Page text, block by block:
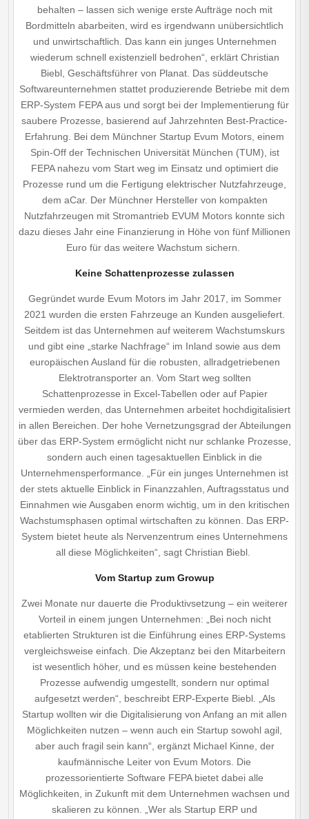
behalten – lassen sich wenige erste Aufträge noch mit
Bordmitteln abarbeiten, wird es irgendwann unübersichtlich
und unwirtschaftlich. Das kann ein junges Unternehmen
wiederum schnell existenziell bedrohen“, erklärt Christian
Biebl, Geschäftsführer von Planat. Das süddeutsche
Softwareunternehmen stattet produzierende Betriebe mit dem
ERP-System FEPA aus und sorgt bei der Implementierung für
saubere Prozesse, basierend auf Jahrzehnten Best-Practice-
Erfahrung. Bei dem Münchner Startup Evum Motors, einem
Spin-Off der Technischen Universität München (TUM), ist
FEPA nahezu vom Start weg im Einsatz und optimiert die
Prozesse rund um die Fertigung elektrischer Nutzfahrzeuge,
dem aCar. Der Münchner Hersteller von kompakten
Nutzfahrzeugen mit Stromantrieb EVUM Motors konnte sich
dazu dieses Jahr eine Finanzierung in Höhe von fünf Millionen
Euro für das weitere Wachstum sichern.
Keine Schattenprozesse zulassen
Gegründet wurde Evum Motors im Jahr 2017, im Sommer
2021 wurden die ersten Fahrzeuge an Kunden ausgeliefert.
Seitdem ist das Unternehmen auf weiterem Wachstumskurs
und gibt eine „starke Nachfrage“ im Inland sowie aus dem
europäischen Ausland für die robusten, allradgetriebenen
Elektrotransporter an. Vom Start weg sollten
Schattenprozesse in Excel-Tabellen oder auf Papier
vermieden werden, das Unternehmen arbeitet hochdigitalisiert
in allen Bereichen. Der hohe Vernetzungsgrad der Abteilungen
über das ERP-System ermöglicht nicht nur schlanke Prozesse,
sondern auch einen tagesaktuellen Einblick in die
Unternehmensperformance. „Für ein junges Unternehmen ist
der stets aktuelle Einblick in Finanzzahlen, Auftragsstatus und
Einnahmen wie Ausgaben enorm wichtig, um in den kritischen
Wachstumsphasen optimal wirtschaften zu können. Das ERP-
System bietet heute als Nervenzentrum eines Unternehmens
all diese Möglichkeiten“, sagt Christian Biebl.
Vom Startup zum Growup
Zwei Monate nur dauerte die Produktivsetzung – ein weiterer
Vorteil in einem jungen Unternehmen: „Bei noch nicht
etablierten Strukturen ist die Einführung eines ERP-Systems
vergleichsweise einfach. Die Akzeptanz bei den Mitarbeitern
ist wesentlich höher, und es müssen keine bestehenden
Prozesse aufwendig umgestellt, sondern nur optimal
aufgesetzt werden“, beschreibt ERP-Experte Biebl. „Als
Startup wollten wir die Digitalisierung von Anfang an mit allen
Möglichkeiten nutzen – wenn auch ein Startup sowohl agil,
aber auch fragil sein kann“, ergänzt Michael Kinne, der
kaufmännische Leiter von Evum Motors. Die
prozessorientierte Software FEPA bietet dabei alle
Möglichkeiten, in Zukunft mit dem Unternehmen wachsen und
skalieren zu können. „Wer als Startup ERP und